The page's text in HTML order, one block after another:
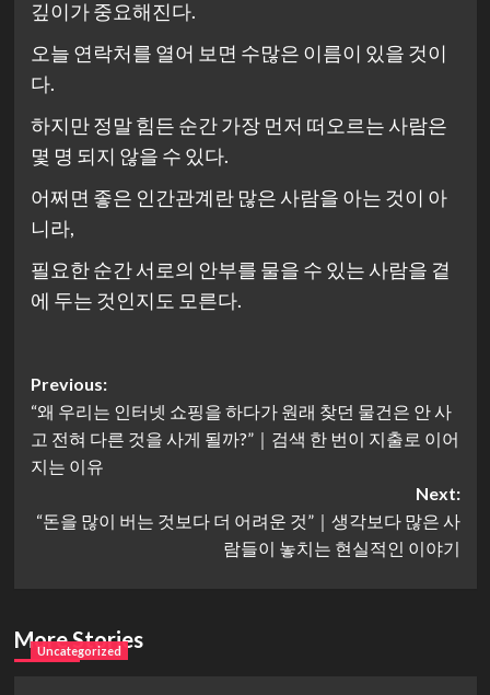
깊이가 중요해진다.
오늘 연락처를 열어 보면 수많은 이름이 있을 것이
다.
하지만 정말 힘든 순간 가장 먼저 떠오르는 사람은
몇 명 되지 않을 수 있다.
어쩌면 좋은 인간관계란 많은 사람을 아는 것이 아
니라,
필요한 순간 서로의 안부를 물을 수 있는 사람을 곁
에 두는 것인지도 모른다.
Post
navigation
Previous:
“왜 우리는 인터넷 쇼핑을 하다가 원래 찾던 물건은 안 사
고 전혀 다른 것을 사게 될까?”｜검색 한 번이 지출로 이어
지는 이유
Next:
“돈을 많이 버는 것보다 더 어려운 것”｜생각보다 많은 사
람들이 놓치는 현실적인 이야기
More Stories
Uncategorized